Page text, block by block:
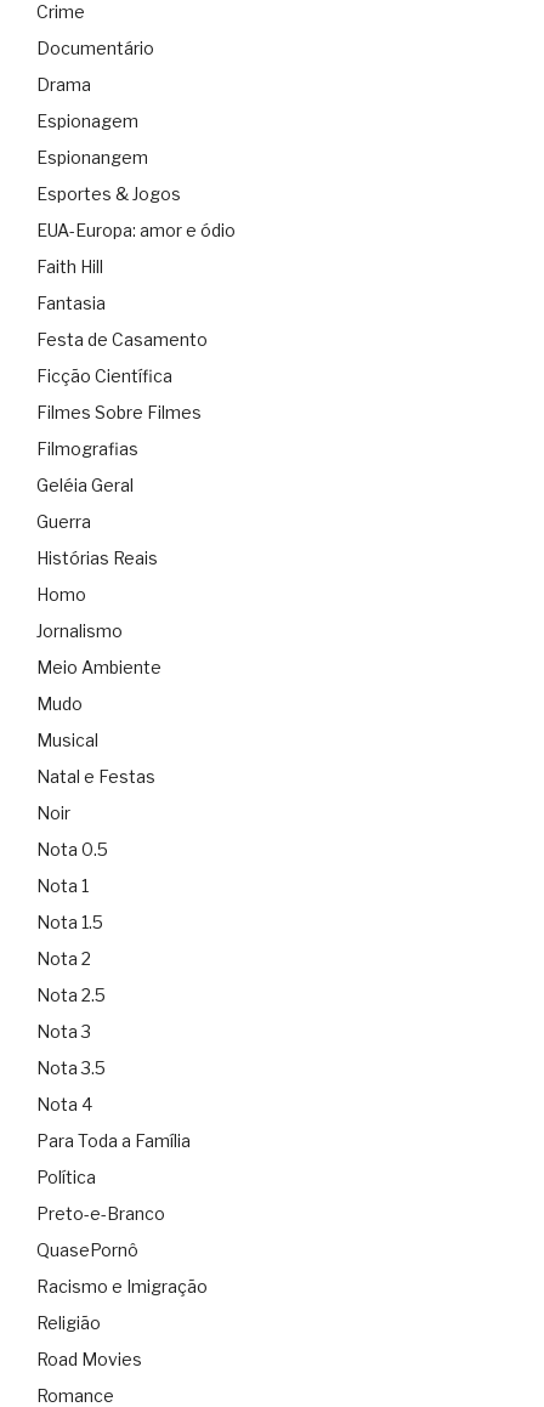
Crime
Documentário
Drama
Espionagem
Espionangem
Esportes & Jogos
EUA-Europa: amor e ódio
Faith Hill
Fantasia
Festa de Casamento
Ficção Científica
Filmes Sobre Filmes
Filmografias
Geléia Geral
Guerra
Histórias Reais
Homo
Jornalismo
Meio Ambiente
Mudo
Musical
Natal e Festas
Noir
Nota 0.5
Nota 1
Nota 1.5
Nota 2
Nota 2.5
Nota 3
Nota 3.5
Nota 4
Para Toda a Família
Política
Preto-e-Branco
QuasePornô
Racismo e Imigração
Religião
Road Movies
Romance